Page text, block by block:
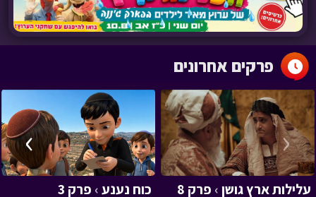
עלילות ארץ גושן› פרק 8 כוח נענע› פרק 3
‹
›